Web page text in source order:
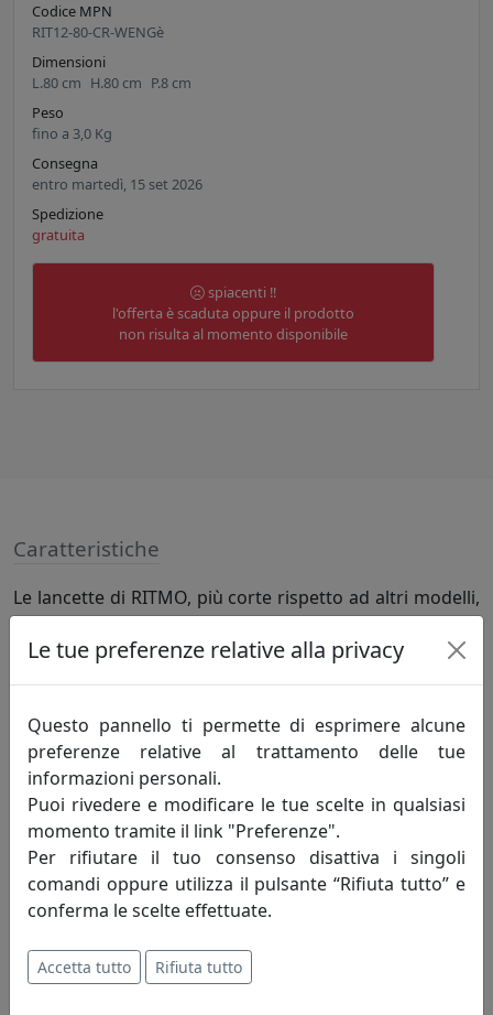
Codice MPN
RIT12-80-CR-WENGè
Dimensioni
L.80 cm H.80 cm P.8 cm
Peso
fino a 3,0 Kg
Consegna
entro martedì, 15 set 2026
Spedizione
gratuita
spiacenti !!
l'offerta è scaduta oppure il prodotto
non risulta al momento disponibile
Caratteristiche
Le lancette di RITMO, più corte rispetto ad altri modelli,
e 12 tacche in metallo a forma di tronco di cono
scandiscono le ore di RITMO, un complemento d'arredo
Specifiche
Colore CROMO/Wengè, manifattura italiana e
meccanica tedesca
Informazioni sul brand
Materium nasce dall'idea di
reinterpretare con stile ed eleganza
Le tue preferenze relative alla privacy
Questo pannello ti permette di esprimere alcune
preferenze relative al trattamento delle tue
informazioni personali.
Puoi rivedere e modificare le tue scelte in qualsiasi
momento tramite il link "Preferenze".
Per rifiutare il tuo consenso disattiva i singoli
comandi oppure utilizza il pulsante “Rifiuta tutto” e
conferma le scelte effettuate.
Accetta tutto Rifiuta tutto